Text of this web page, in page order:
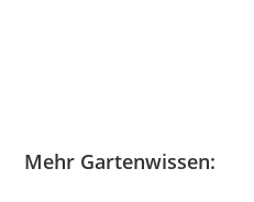
Mehr Gartenwissen: